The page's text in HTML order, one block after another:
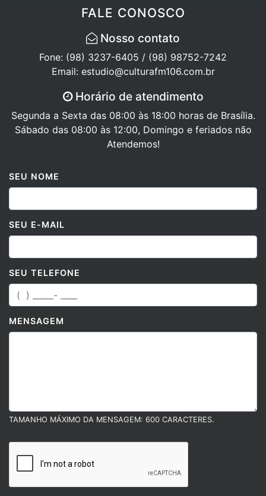
FALE CONOSCO
Nosso contato
Fone: (98) 3237-6405 / (98) 98752-7242
Email: estudio@culturafm106.com.br
Horário de atendimento
Segunda a Sexta das 08:00 às 18:00 horas de Brasília.
Sábado das 08:00 às 12:00, Domingo e feriados não
Atendemos!
SEU NOME
SEU E-MAIL
SEU TELEFONE
MENSAGEM
TAMANHO MÁXIMO DA MENSAGEM: 600 CARACTERES.